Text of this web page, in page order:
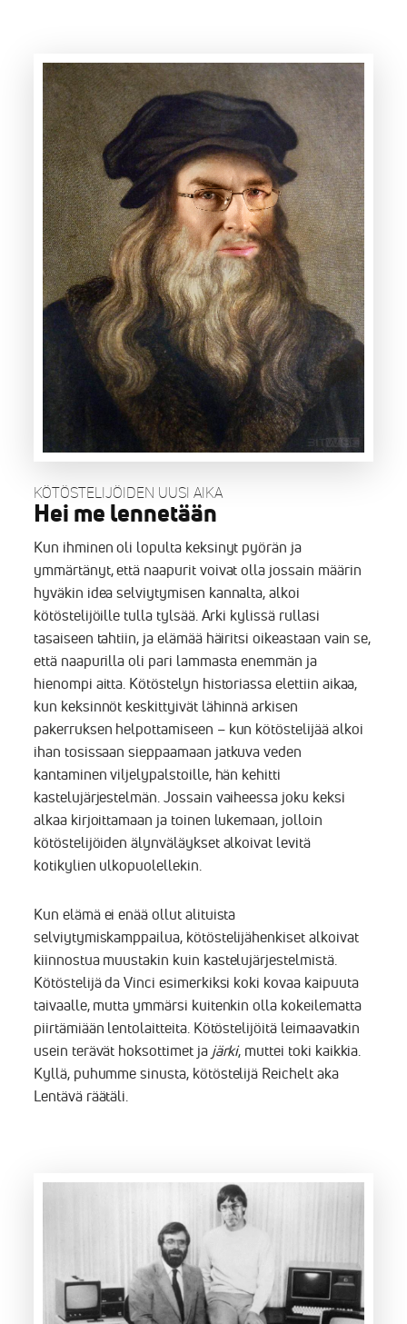
KÖTÖSTELIJÖIDEN UUSI AIKA
Hei me lennetään
Kun ihminen oli lopulta keksinyt pyörän ja
ymmärtänyt, että naapurit voivat olla jossain määrin
hyväkin idea selviytymisen kannalta, alkoi
kötöstelijöille tulla tylsää. Arki kylissä rullasi
tasaiseen tahtiin, ja elämää häiritsi oikeastaan vain se,
että naapurilla oli pari lammasta enemmän ja
hienompi aitta. Kötöstelyn historiassa elettiin aikaa,
kun keksinnöt keskittyivät lähinnä arkisen
pakerruksen helpottamiseen – kun kötöstelijää alkoi
ihan tosissaan sieppaamaan jatkuva veden
kantaminen viljelypalstoille, hän kehitti
kastelujärjestelmän. Jossain vaiheessa joku keksi
alkaa kirjoittamaan ja toinen lukemaan, jolloin
kötöstelijöiden älynväläykset alkoivat levitä
kotikylien ulkopuolellekin.
Kun elämä ei enää ollut alituista
selviytymiskamppailua, kötöstelijähenkiset alkoivat
kiinnostua muustakin kuin kastelujärjestelmistä.
Kötöstelijä da Vinci esimerkiksi koki kovaa kaipuuta
taivaalle, mutta ymmärsi kuitenkin olla kokeilematta
piirtämiään lentolaitteita. Kötöstelijöitä leimaavatkin
usein terävät hoksottimet ja järki, muttei toki kaikkia.
Kyllä, puhumme sinusta, kötöstelijä Reichelt aka
Lentävä räätäli.